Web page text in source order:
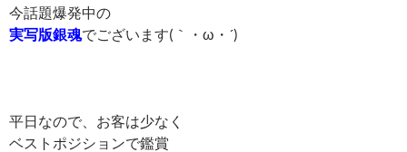
今話題爆発中の
実写版銀魂でございます(｀・ω・´)ゞ
平日なので、お客は少なく
ベストポジションで鑑賞